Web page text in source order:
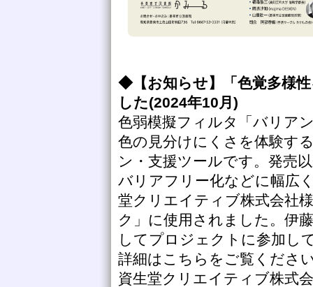
◆【お知らせ】「色覚多様
した(2024年10月)
色弱模擬フィルタ「バリア
色の見分けにくさを体験す
ン・支援ツールです。発売
バリアフリー化などに幅広
堂クリエイティブ株式会社
ク」に使用されました。伊
してプロジェクトに参加し
詳細はこちらをご覧くださ
資生堂クリエイティブ株